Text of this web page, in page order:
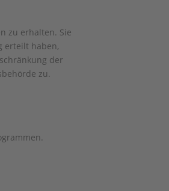
zu erhalten. Sie
erteilt haben,
der
zu.